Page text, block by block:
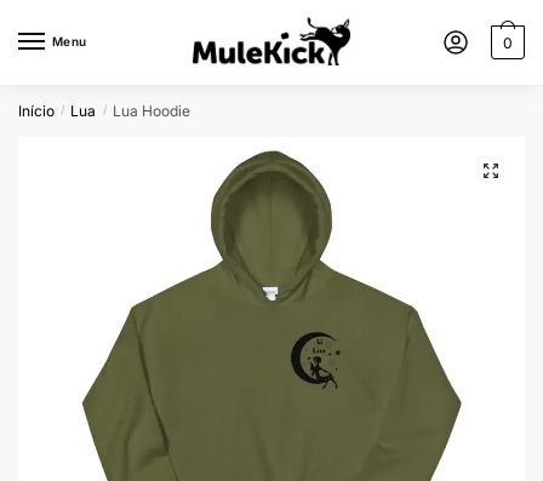
Menu 0
Início / Lua / Lua Hoodie
🔍